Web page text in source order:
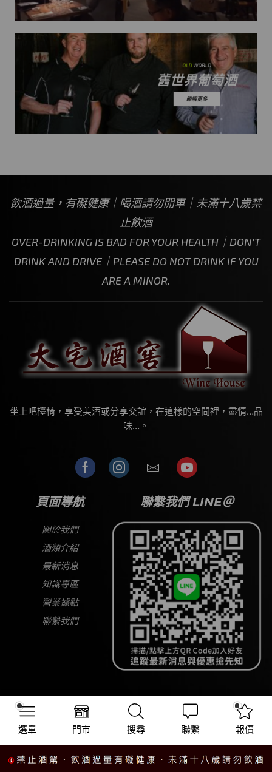
飲酒過量，有礙健康｜喝酒請勿開車｜未滿十八歲禁
止飲酒
OVER-DRINKING IS BAD FOR YOUR HEALTH｜DON’T
DRINK AND DRIVE｜PLEASE DO NOT DRINK IF YOU
ARE A MINOR.
坐上吧檯椅，享受美酒或分享交誼，在這樣的空間裡，盡情…品
味…。
頁面導航
關於我們
酒類介紹
最新消息
知識專區
營業據點
聯繫我們
聯繫我們 LINE＠
Copyright © 2026 大宅酒窖
選單 門市 搜尋 聯繫 報價